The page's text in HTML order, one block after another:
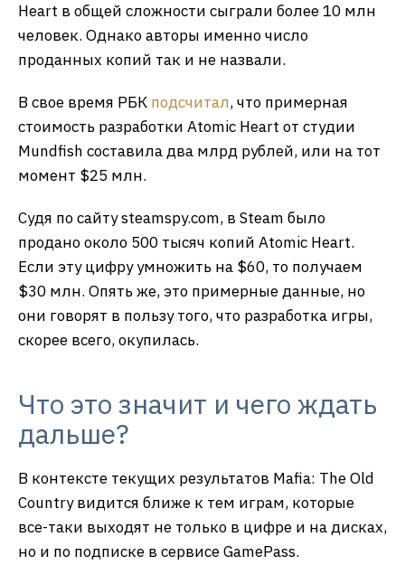
Heart в общей сложности сыграли более 10 млн
человек. Однако авторы именно число
проданных копий так и не назвали.
В свое время РБК подсчитал, что примерная
стоимость разработки Atomic Heart от студии
Mundfish составила два млрд рублей, или на тот
момент $25 млн.
Судя по сайту steamspy.com, в Steam было
продано около 500 тысяч копий Atomic Heart.
Если эту цифру умножить на $60, то получаем
$30 млн. Опять же, это примерные данные, но
они говорят в пользу того, что разработка игры,
скорее всего, окупилась.
Что это значит и чего ждать
дальше?
В контексте текущих результатов Mafia: The Old
Country видится ближе к тем играм, которые
все-таки выходят не только в цифре и на дисках,
но и по подписке в сервисе GamePass.